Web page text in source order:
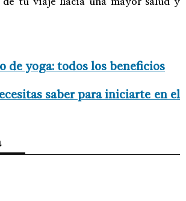
de yoga: todos los beneficios
saber para iniciarte en el